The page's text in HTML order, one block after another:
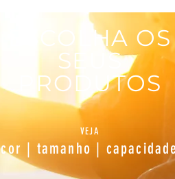
ESCOLHA OS
SEUS
PRODUTOS
VEJA
cor | tamanho |